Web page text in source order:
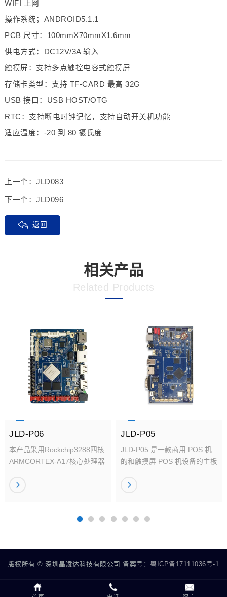
WIFI 上网
操作系统；ANDROID5.1.1
PCB 尺寸：100mmX70mmX1.6mm
供电方式：DC12V/3A 输入
触摸屏：支持多点触控电容式触摸屏
存储卡类型：支持 TF-CARD 最高 32G
USB 接口：USB HOST/OTG
RTC：支持断电时钟记忆，支持自动开关机功能
适应温度：-20 到 80 摄氏度
上一个：JLD083
下一个：JLD096
返回
相关产品
Related Products
JLD-P06
本产品采用Rockchip3288四核
ARMCORTEX-A17核心处理器
（GPU）
JLD-P05
JLD-P05 是一款商用 POS 机
的和触摸屏 POS 机设备的主板
版权所有 © 深圳晶凌达科技有限公司 备案号：粤ICP备17111036号-1